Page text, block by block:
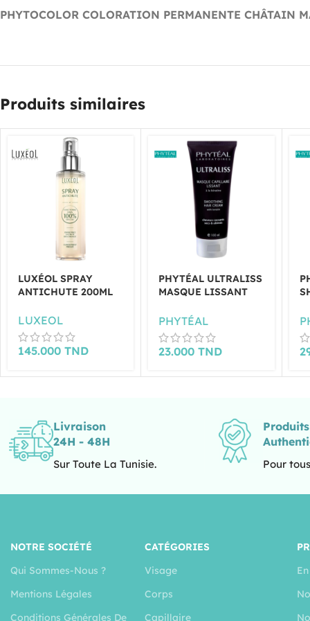
PHYTOCOLOR COLORATION PERMANENTE CHÂTAIN
Produits similaires
LUXÉOL SPRAY
ANTICHUTE 200ML
LUXEOL
145.000 TND
PHYTÉAL ULTRALISS
MASQUE LISSANT
PHYTÉAL
23.000TND
Livraison
24H - 48H
Sur Toute La Tunisie. Pour
NOTRE SOCIÉTÉ
Qui Sommes-Nous ?
Mentions Légales
Conditions Générales De
CATÉGORIES
Visage
Corps
Capillaire